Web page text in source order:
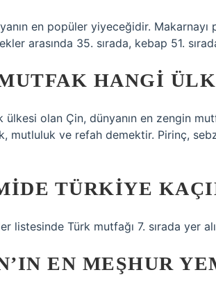
en popüler yiyeceğidir.
arasında 35. sırada, kebap 51.
HANGI
ülkesi olan Çin, dünyanın en zengin
mutluluk ve refah demektir. Pirinç,
TÜRKIYE
listesinde Türk mutfağı 7. sırada yer
EN MEŞHUR